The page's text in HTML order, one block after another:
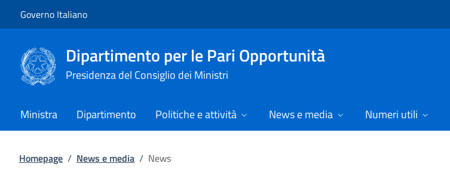
Governo Italiano
Dipartimento per le Pari Opportunità
Presidenza del Consiglio dei Ministri
Ministra Dipartimento Politiche e attività News e media Numeri utili
Homepage / News e media / News